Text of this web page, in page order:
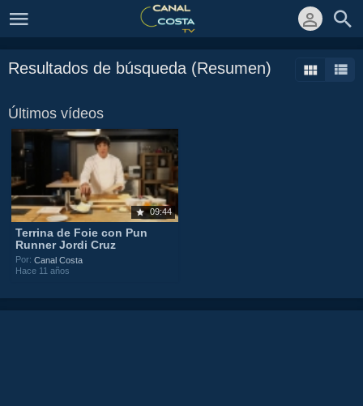
Resultados de búsqueda (Resumen)
Últimos vídeos
09:44
Terrina de Foie con Pun
Runner Jordi Cruz
Por:Canal Costa
Hace 11 años